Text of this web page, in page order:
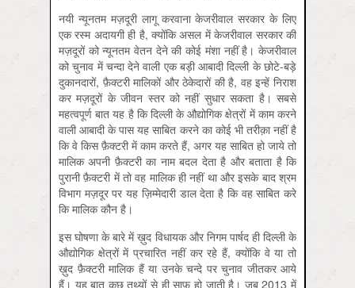
नयी न्यूनतम मज़दूरी लागू करवाना केजरीवाल सरकार के लिए
एक रस्म अदायगी ही है, क्योंकि असल में केजरीवाल सरकार की
मज़दूरों को न्यूनतम वेतन देने की कोई मंशा नहीं है। केजरीवाल
को चुनाव में चन्दा देने वाली एक बड़ी आबादी दिल्ली के छोटे-बड़े
दुकानदारों, फ़ैक्टरी मालिकों और ठेकेदारों की है, वह इन्हें निराश
कर मज़दूरों के जीवन स्तर को नहीं सुधार सकता है। सबसे
महत्वपूर्ण बात यह है कि दिल्ली के औद्योगिक क्षेत्रों में काम करने
वाली आबादी के पास यह साबित करने का कोई भी तरीक़ा नहीं है
कि वे किस फ़ैक्टरी में काम करते हैं, अगर यह साबित हो जाये तो
मालिक अपनी फ़ैक्टरी का नाम बदल देता है और बताता है कि
पुरानी फ़ैक्टरी में तो वह मालिक ही नहीं था और इसके बाद श्रम
विभाग मज़दूर पर यह ज़िम्मेदारी डाल देता है कि वह साबित करे
कि मालिक कौन है।
इस घोषणा के बारे में ख़ुद विधायक और निगम पार्षद ही दिल्ली के
औद्योगिक क्षेत्रों में प्रचारित नहीं कर रहे हैं, क्योंकि वे या तो
ख़ुद फ़ैक्टरी मालिक हैं या उनके चन्दे पर चुनाव जीतकर आये
हैं। यह बात कुछ तथ्यों से ही साफ़ हो जाती है। जब 2013 में